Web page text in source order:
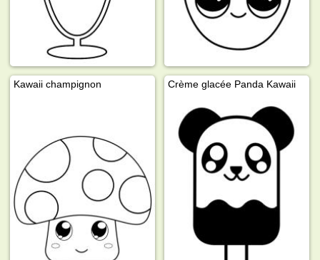
Kawaii champignon Crème glacée Panda Kawaii